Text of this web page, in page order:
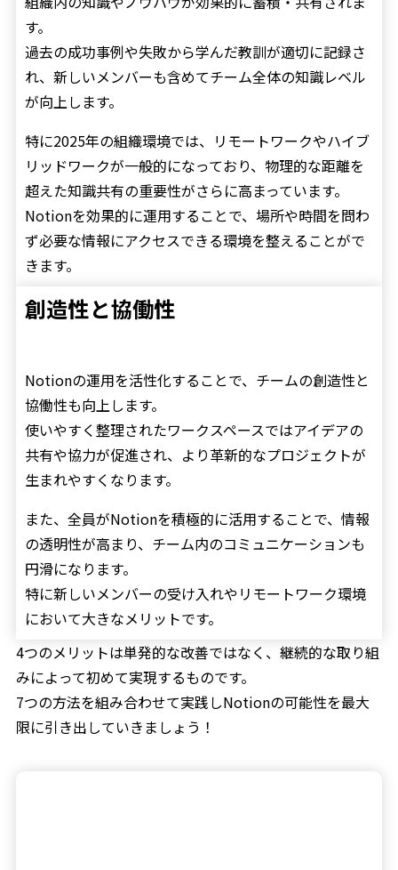
す。
過去の成功事例や失敗から学んだ教訓が適切に記録さ
れ、新しいメンバーも含めてチーム全体の知識レベル
が向上します。
特に2025年の組織環境では、リモートワークやハイブ
リッドワークが一般的になっており、物理的な距離を
超えた知識共有の重要性がさらに高まっています。
Notionを効果的に運用することで、場所や時間を問わ
ず必要な情報にアクセスできる環境を整えることがで
きます。
創造性と協働性
Notionの運用を活性化することで、チームの創造性と
協働性も向上します。
使いやすく整理されたワークスペースではアイデアの
共有や協力が促進され、より革新的なプロジェクトが
生まれやすくなります。
また、全員がNotionを積極的に活用することで、情報
の透明性が高まり、チーム内のコミュニケーションも
円滑になります。
特に新しいメンバーの受け入れやリモートワーク環境
において大きなメリットです。
4つのメリットは単発的な改善ではなく、継続的な取り組
みによって初めて実現するものです。
7つの方法を組み合わせて実践しNotionの可能性を最大
限に引き出していきましょう！